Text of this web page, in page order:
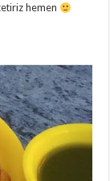
hemen